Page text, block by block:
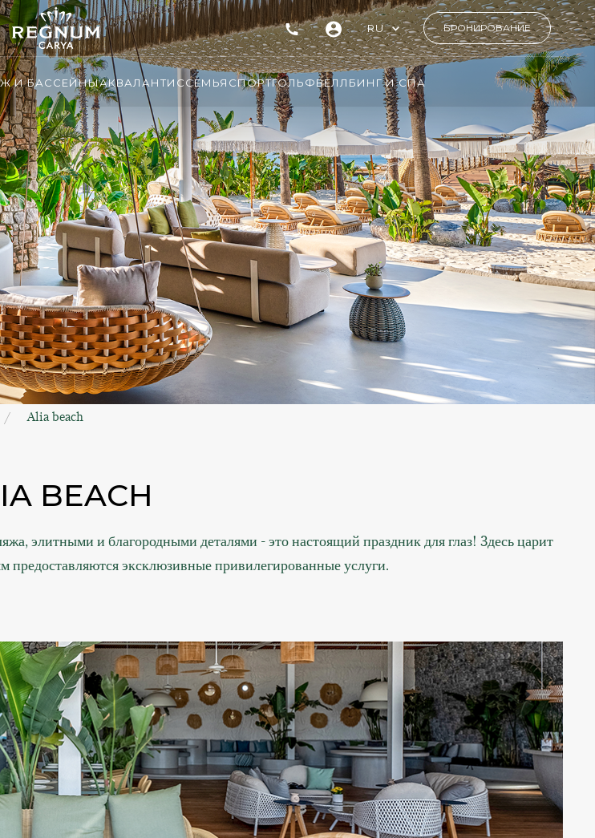
RU БРОНИРОВАНИЕ
И БАССЕЙНЫАКВАЛАНТИССЕМЬЯ СПОРТГОЛЬФВЕЛЛБИНГ И СПА
Alia beach
BEACH
элитными и благородными деталями - это настоящий праздник для глаз! 3десь царит
предоставляются эксклюзивные привилегированные услуги.